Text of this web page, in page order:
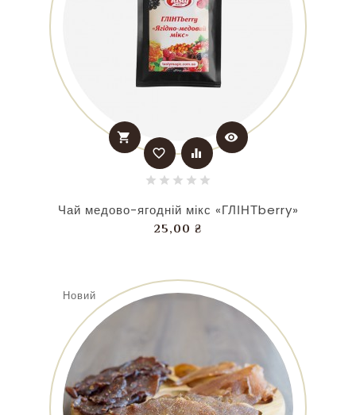
shopping_cart
favorite_border
equalizer
visibility
Чай медово-ягодній мікс «ГЛІНТberry»
25,00 ₴
Новий